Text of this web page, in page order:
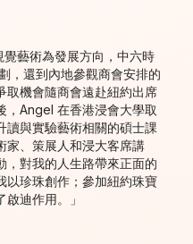
藝術為發展方向，中六時
，還到內地參觀商會安排的
取機會隨商會遠赴紐約出席
，Angel 在香港浸會大學取
讀與實驗藝術相關的碩士課
家、策展人和浸大客席講
，對我的人生路帶來正面的
以珍珠創作；參加紐約珠寶
迪作用。」